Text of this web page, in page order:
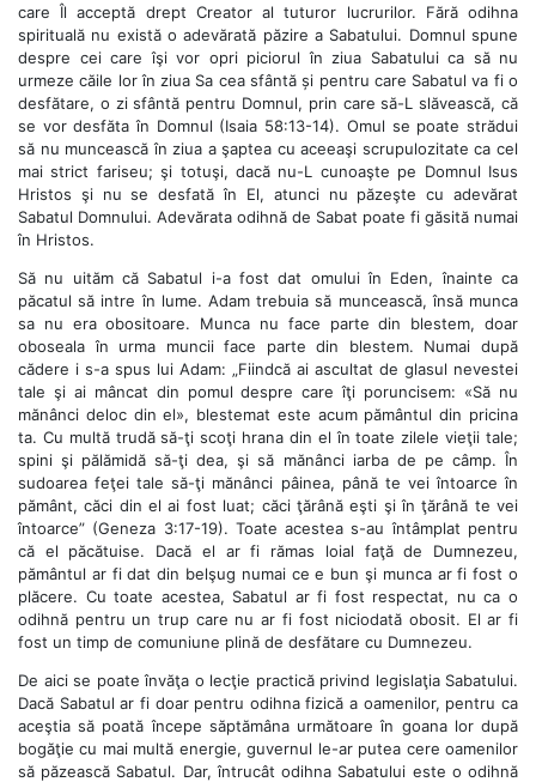
care Îl acceptă drept Creator al tuturor lucrurilor. Fără odihna
spirituală nu există o adevărată păzire a Sabatului. Domnul spune
despre cei care îşi vor opri piciorul în ziua Sabatului ca să nu
urmeze căile lor în ziua Sa cea sfântă și pentru care Sabatul va fi o
desfătare, o zi sfântă pentru Domnul, prin care să-L slăvească, că
se vor desfăta în Domnul (Isaia 58:13-14). Omul se poate strădui
să nu muncească în ziua a şaptea cu aceeaşi scrupulozitate ca cel
mai strict fariseu; şi totuşi, dacă nu-L cunoaşte pe Domnul Isus
Hristos şi nu se desfată în El, atunci nu păzeşte cu adevărat
Sabatul Domnului. Adevărata odihnă de Sabat poate fi găsită numai
în Hristos.
Să nu uităm că Sabatul i-a fost dat omului în Eden, înainte ca
păcatul să intre în lume. Adam trebuia să muncească, însă munca
sa nu era obositoare. Munca nu face parte din blestem, doar
oboseala în urma muncii face parte din blestem. Numai după
cădere i s-a spus lui Adam: „Fiindcă ai ascultat de glasul nevestei
tale şi ai mâncat din pomul despre care îţi poruncisem: «Să nu
mănânci deloc din el», blestemat este acum pământul din pricina
ta. Cu multă trudă să-ţi scoţi hrana din el în toate zilele vieţii tale;
spini şi pălămidă să-ţi dea, şi să mănânci iarba de pe câmp. În
sudoarea feţei tale să-ţi mănânci pâinea, până te vei întoarce în
pământ, căci din el ai fost luat; căci ţărână eşti şi în ţărână te vei
întoarce” (Geneza 3:17-19). Toate acestea s-au întâmplat pentru
că el păcătuise. Dacă el ar fi rămas loial faţă de Dumnezeu,
pământul ar fi dat din belşug numai ce e bun şi munca ar fi fost o
plăcere. Cu toate acestea, Sabatul ar fi fost respectat, nu ca o
odihnă pentru un trup care nu ar fi fost niciodată obosit. El ar fi
fost un timp de comuniune plină de desfătare cu Dumnezeu.
De aici se poate învăţa o lecţie practică privind legislaţia Sabatului.
Dacă Sabatul ar fi doar pentru odihna fizică a oamenilor, pentru ca
aceştia să poată începe săptămâna următoare în goana lor după
bogăţie cu mai multă energie, guvernul le-ar putea cere oamenilor
să păzească Sabatul. Dar, întrucât odihna Sabatului este o odihnă